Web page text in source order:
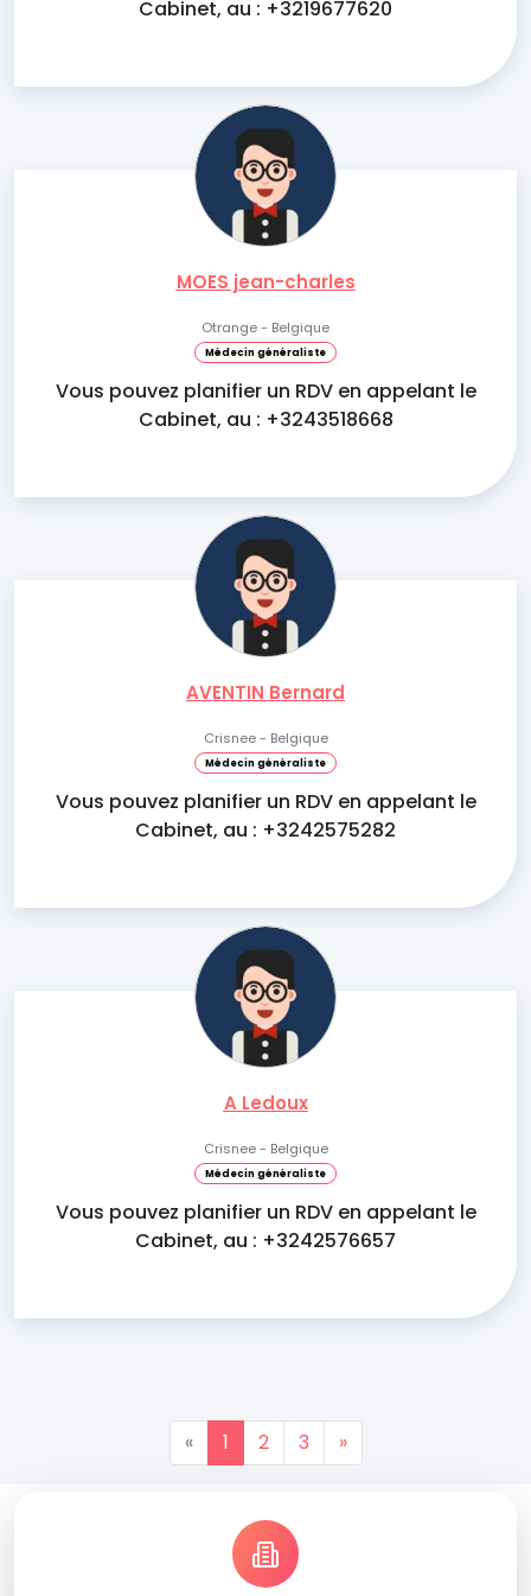
Cabinet, au : +3219677620
MOES jean-charles
Otrange - Belgique
Médecin généraliste
Vous pouvez planifier un RDV en appelant le
Cabinet, au : +3243518668
AVENTIN Bernard
Crisnee - Belgique
Médecin généraliste
Vous pouvez planifier un RDV en appelant le
Cabinet, au : +3242575282
A Ledoux
Crisnee - Belgique
Médecin généraliste
Vous pouvez planifier un RDV en appelant le
Cabinet, au : +3242576657
« 1 2 3 »